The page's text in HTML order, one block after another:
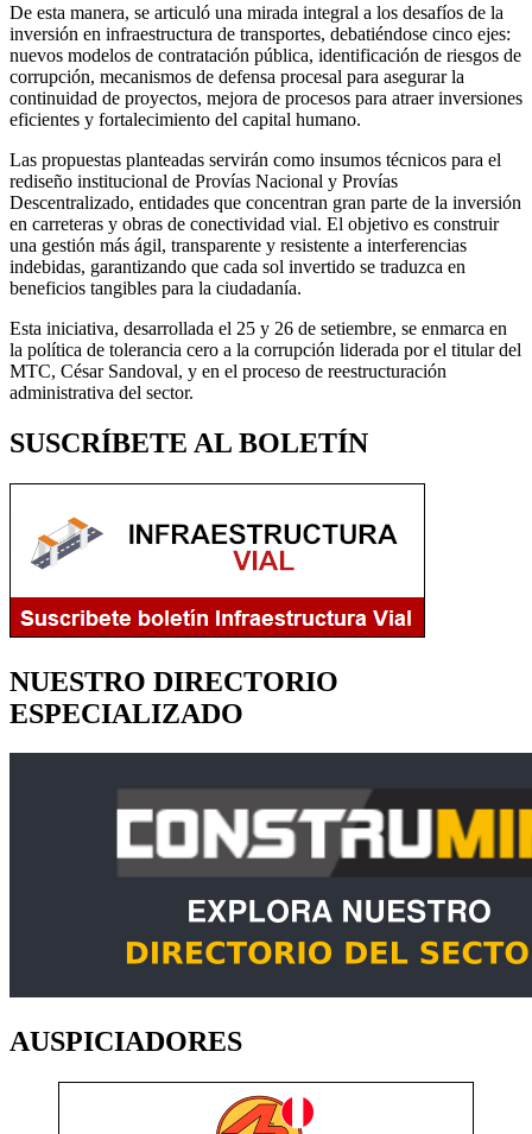
De esta manera, se articuló una mirada integral a los desafíos de la
inversión en infraestructura de transportes, debatiéndose cinco ejes:
nuevos modelos de contratación pública, identificación de riesgos de
corrupción, mecanismos de defensa procesal para asegurar la
continuidad de proyectos, mejora de procesos para atraer inversiones
eficientes y fortalecimiento del capital humano.
Las propuestas planteadas servirán como insumos técnicos para el
rediseño institucional de Provías Nacional y Provías
Descentralizado, entidades que concentran gran parte de la inversión
en carreteras y obras de conectividad vial. El objetivo es construir
una gestión más ágil, transparente y resistente a interferencias
indebidas, garantizando que cada sol invertido se traduzca en
beneficios tangibles para la ciudadanía.
Esta iniciativa, desarrollada el 25 y 26 de setiembre, se enmarca en
la política de tolerancia cero a la corrupción liderada por el titular del
MTC, César Sandoval, y en el proceso de reestructuración
administrativa del sector.
SUSCRÍBETE AL BOLETÍN
NUESTRO DIRECTORIO
ESPECIALIZADO
AUSPICIADORES